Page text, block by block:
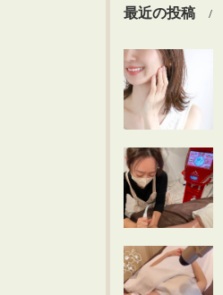
最近の投稿